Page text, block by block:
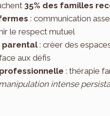
35% des familles
: communication
le respect mutuel
parental: créer des
aux défis
: thérapie
intense